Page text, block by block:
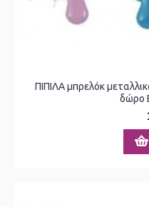
ΠΙΠΙΛΑ μπρελόκ
δώρο